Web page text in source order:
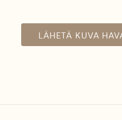
LÄHETÄ KUVA